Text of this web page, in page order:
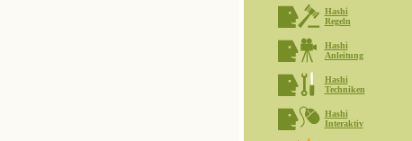
Hashi
Regeln
Hashi
Anleitung
Hashi
Techniken
Hashi
Interaktiv